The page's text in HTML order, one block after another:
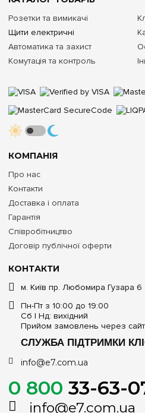
КОНТАКТИ
м. Київ пр. Любомира Гузара 6
Пн-Пт з 10:00 до 19:00
Сб | Нд: вихідний
Прийом замовлень через
СЛУЖБА ПІДТРИМКИ
info@e7.com.ua
0 800 33-63-
info@e7.com.ua
КОМПАНІЯ
Про нас
Контакти
Доставка і оплата
Гарантія
Співробітництво
Договір публічної оферти
Розетки та вимикачі
Щити електричні
Автоматика та захист
Комутація та контроль